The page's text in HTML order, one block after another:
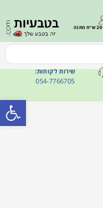
שירות לקוחות:
054-7766705
פתח